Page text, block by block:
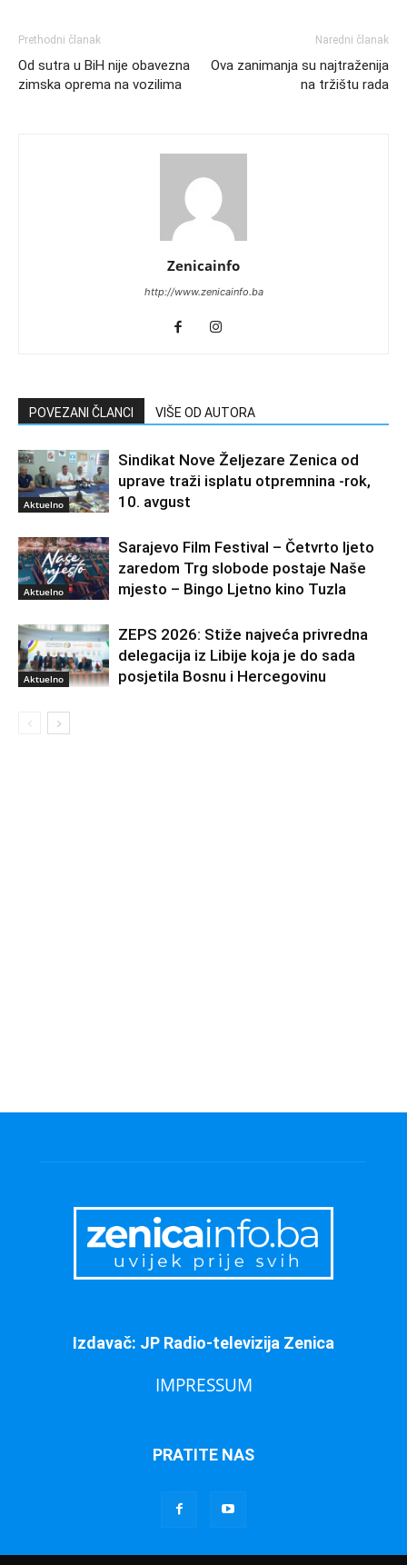
Prethodni članak
Od sutra u BiH nije obavezna
zimska oprema na vozilima
Naredni članak
Ova zanimanja su najtraženija
na tržištu rada
Zenicainfo
http://www.zenicainfo.ba
POVEZANI ČLANCI VIŠE OD AUTORA
Aktuelno
Sindikat Nove Željezare Zenica od
uprave traži isplatu otpremnina -rok,
10. avgust
Aktuelno
Sarajevo Film Festival – Četvrto ljeto
zaredom Trg slobode postaje Naše
mjesto – Bingo Ljetno kino Tuzla
Aktuelno
ZEPS 2026: Stiže najveća privredna
delegacija iz Libije koja je do sada
posjetila Bosnu i Hercegovinu
Izdavač: JP Radio-televizija Zenica
IMPRESSUM
PRATITE NAS